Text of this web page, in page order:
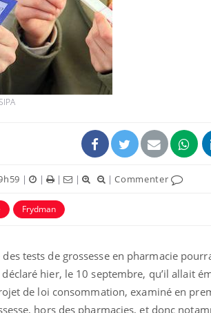
| | | | |Commenter
Frydman
tests de grossesse en pharmacie
hier, le 10 septembre, qu’il allait
de loi consommation, examiné en
hors des pharmacies, et donc